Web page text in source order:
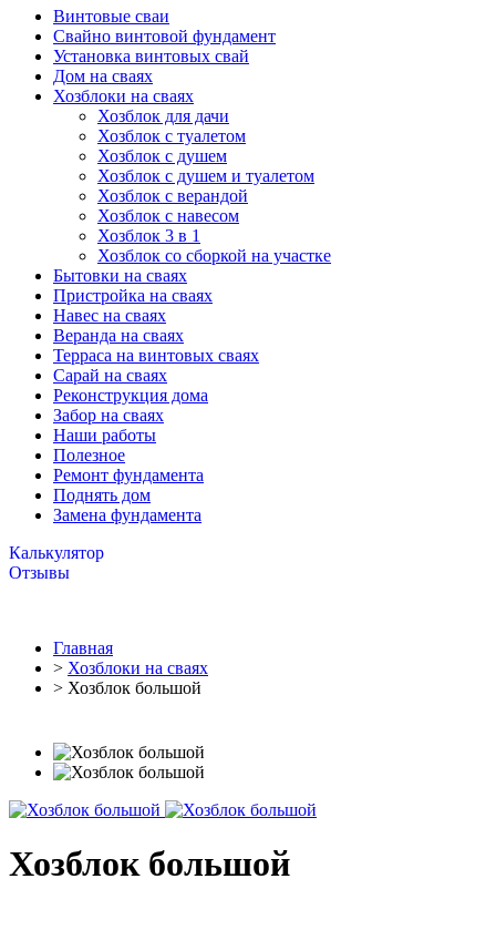
Винтовые сваи
Свайно винтовой фундамент
Установка винтовых свай
Дом на сваях
Хозблоки на сваях
Хозблок для дачи
Хозблок с туалетом
Хозблок с душем
Хозблок с душем и туалетом
Хозблок с верандой
Хозблок с навесом
Хозблок 3 в 1
Хозблок со сборкой на участке
Бытовки на сваях
Пристройка на сваях
Навес на сваях
Веранда на сваях
Терраса на винтовых сваях
Cарай на сваях
Реконструкция дома
Забор на сваях
Наши работы
Полезное
Ремонт фундамента
Поднять дом
Замена фундамента
Калькулятор
Отзывы
Главная
> Хозблоки на сваях
> Хозблок большой
Хозблок большой